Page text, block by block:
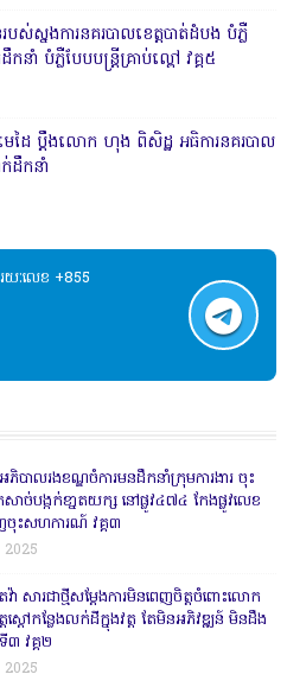
បស់ស្នងការនគរបាលខេត្តបាត់ដំបង បំភ្លឺ
នាំ បំភ្លឺបែបបន្ត្រីគ្រាប់ល្ពៅ វគ្គ៥
តមេដៃ ប្ដឹងលោក ហុង ពិសិដ្ឋ អធិការនគរបាល
ដឹកនាំ
យៈលេខ +855
ាលរងខណ្ឌចំការមនដឹកនាំក្រុមការងារ ចុះ
ាច់បង្កក់ខា្នតយក្ស នៅផ្លូវ៤៧៤ កែងផ្លូវលេខ
ចុះសហការណ៍ វគ្គ៣
2025
តវ៉ា សារជាថ្មីសម្តែងការមិនពេញចិត្តចំពោះលោក
ស្ដៅកន្លែងលក់ដីក្នុងវត្ត តែមិនអភិវឌ្ឍន៍ មិនដឹង
វគ្គ២
2025